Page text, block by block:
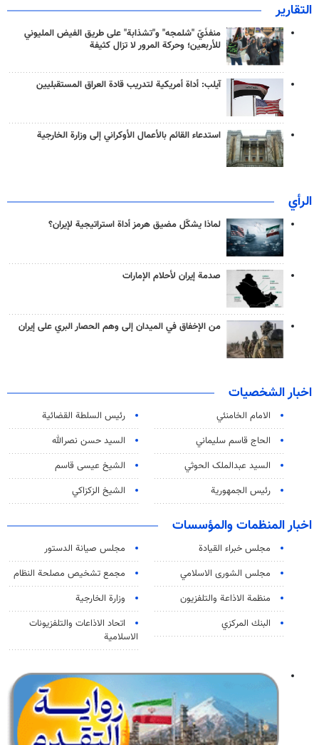
التقارير
منفذَيّ "شلمجه" و"تشذابة" على طريق الفيض المليوني
للأربعين؛ وحركة المرور لا تزال كثيفة
آيلب: أداة أمريكية لتدريب قادة العراق المستقبليين
استدعاء القائم بالأعمال الأوكراني إلى وزارة الخارجية
الرأي
لماذا يشكّل مضيق هرمز أداة استراتيجية لإيران؟
صدمة إيران لأحلام الإمارات
من الإخفاق في الميدان إلى وهم الحصار البري على إيران
اخبار الشخصيات
الامام الخامنئي
رئیس السلطة القضائیة
الحاج قاسم سليماني
السيد حسن نصرالله
السید عبدالملک الحوثي
الشيخ عيسى قاسم
رئيس الجمهورية
الشيخ الزكزاكي
اخبار المنظمات والمؤسسات
مجلس خبراء القيادة
مجلس صيانة الدستور
مجلس الشورى الاسلامي
مجمع تشخيص مصلحة النظام
منظمة الاذاعة والتلفزیون
وزارة الخارجية
البنك المركزي
اتحاد الاذاعات والتلفزيونات
الاسلامية